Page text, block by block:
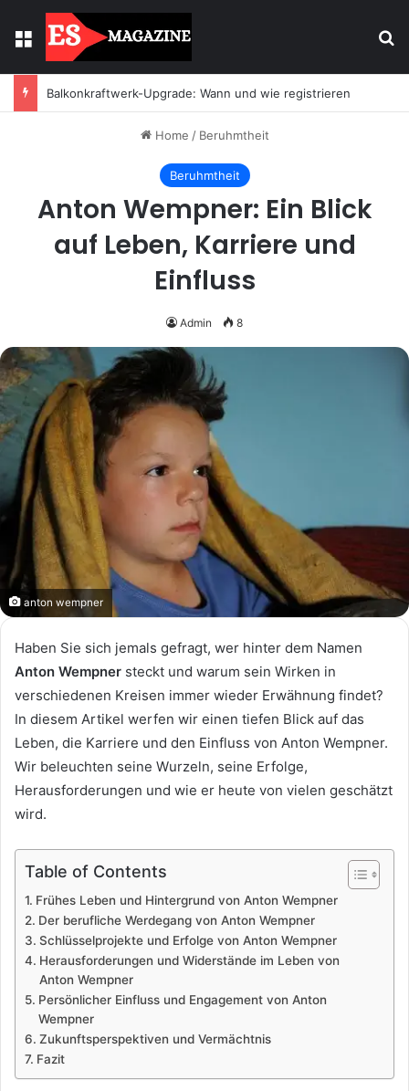
Menu
Balkonkraftwerk-Upgrade: Wann und wie registrieren
Home / Beruhmtheit
Beruhmtheit
Anton Wempner: Ein Blick
auf Leben, Karriere und
Einfluss
Admin 8
anton wempner
Haben Sie sich jemals gefragt, wer hinter dem Namen
Anton Wempner steckt und warum sein Wirken in
verschiedenen Kreisen immer wieder Erwähnung findet?
In diesem Artikel werfen wir einen tiefen Blick auf das
Leben, die Karriere und den Einfluss von Anton Wempner.
Wir beleuchten seine Wurzeln, seine Erfolge,
Herausforderungen und wie er heute von vielen geschätzt
wird.
Table of Contents
Frühes Leben und Hintergrund von Anton Wempner
Der berufliche Werdegang von Anton Wempner
Schlüsselprojekte und Erfolge von Anton Wempner
Herausforderungen und Widerstände im Leben von
Anton Wempner
Persönlicher Einfluss und Engagement von Anton
Wempner
Zukunftsperspektiven und Vermächtnis
Fazit